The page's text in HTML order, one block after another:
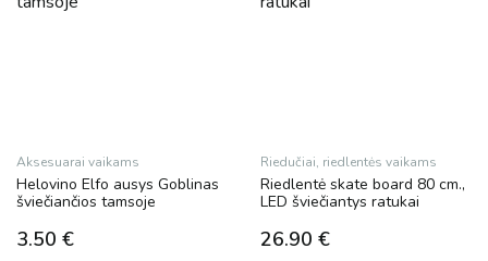
Aksesuarai vaikams
Helovino Elfo ausys Goblinas
šviečiančios tamsoje
3.50 €
Riedučiai, riedlentės vaikams
Riedlentė skate board 80 cm.,
LED šviečiantys ratukai
26.90 €